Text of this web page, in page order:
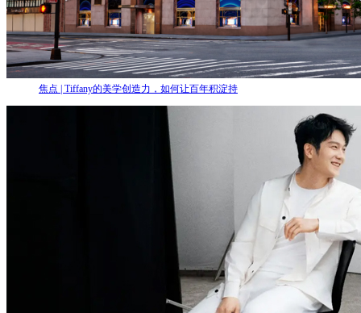
焦点 | Tiffany的美学创造力，如何让百年积淀持